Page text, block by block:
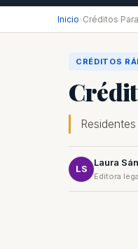
Inicio›Créditos
CRÉDITOS
LS
Laura
Editora